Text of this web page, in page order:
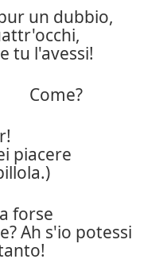
un dubbio,
tu l'avessi!
Come?
piacere
forse
Ah s'io potessi